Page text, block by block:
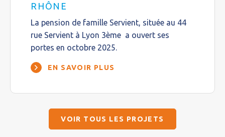
RHÔNE
La pension de famille Servient, située au 44
rue Servient à Lyon 3ème a ouvert ses
portes en octobre 2025.
EN SAVOIR PLUS
VOIR TOUS LES PROJETS